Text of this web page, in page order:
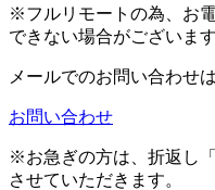
※フルリモートの為、お
できない場合がございます
メールでのお問い合わせ
お問い合わせ
※お急ぎの方は、折返し
させていただきます。